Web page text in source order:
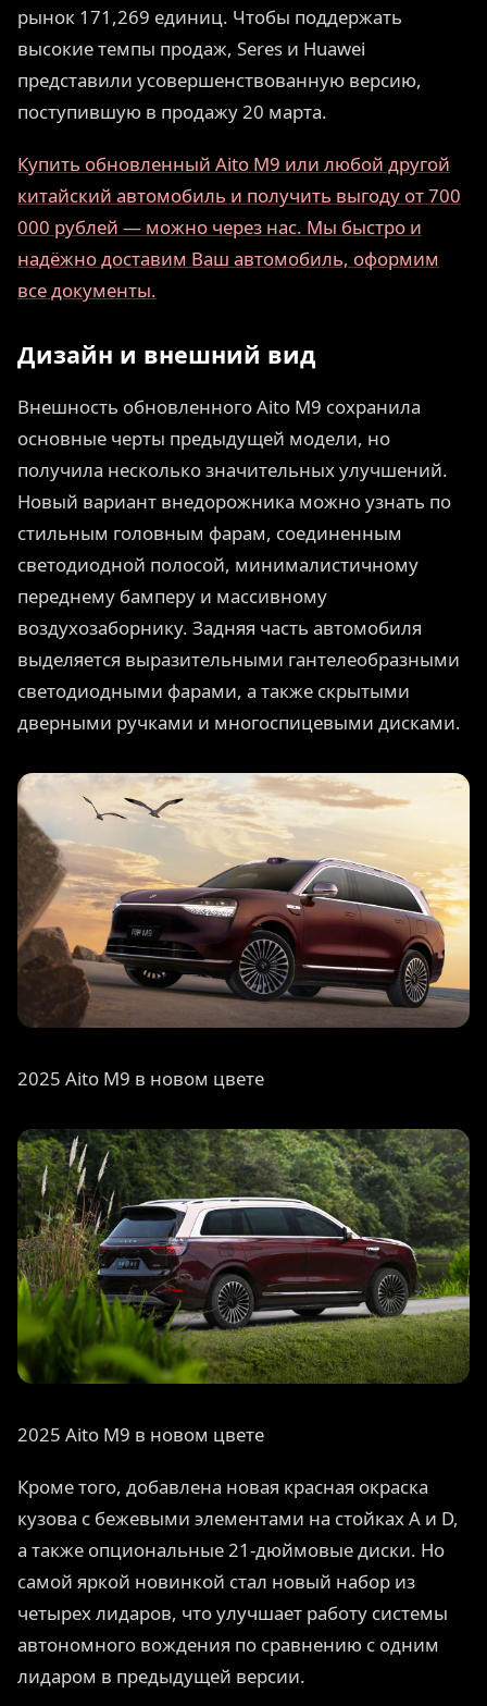
рынок 171,269 единиц. Чтобы поддержать
высокие темпы продаж, Seres и Huawei
представили усовершенствованную версию,
поступившую в продажу 20 марта.
Купить обновленный Aito M9 или любой другой
китайский автомобиль и получить выгоду от 700
000 рублей — можно через нас. Мы быстро и
надёжно доставим Ваш автомобиль, оформим
все документы.
Дизайн и внешний вид
Внешность обновленного Aito M9 сохранила
основные черты предыдущей модели, но
получила несколько значительных улучшений.
Новый вариант внедорожника можно узнать по
стильным головным фарам, соединенным
светодиодной полосой, минималистичному
переднему бамперу и массивному
воздухозаборнику. Задняя часть автомобиля
выделяется выразительными гантелеобразными
светодиодными фарами, а также скрытыми
дверными ручками и многоспицевыми дисками.
2025 Aito M9 в новом цвете
2025 Aito M9 в новом цвете
Кроме того, добавлена новая красная окраска
кузова с бежевыми элементами на стойках A и D,
а также опциональные 21-дюймовые диски. Но
самой яркой новинкой стал новый набор из
четырех лидаров, что улучшает работу системы
автономного вождения по сравнению с одним
лидаром в предыдущей версии.